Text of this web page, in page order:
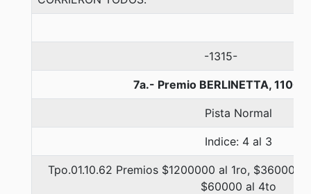
-1315-
7a.- Premio BERLINETTA, 1100
Pista Normal
Indice: 4 al 3
Tpo.01.10.62 Premios $1200000 al 1ro, $360000
$60000 al 4to